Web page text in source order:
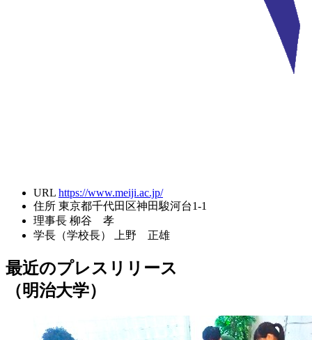
URL https://www.meiji.ac.jp/
住所 東京都千代田区神田駿河台1-1
理事長 柳谷 孝
学長（学校長）
上野 正雄
最近のプレスリリース
（明治大学）